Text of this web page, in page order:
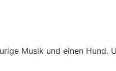
Musik und einen Hund.